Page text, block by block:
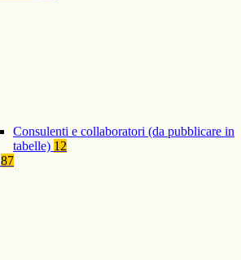
Consulenti e collaboratori (da pubblicare in
tabelle) 12
87